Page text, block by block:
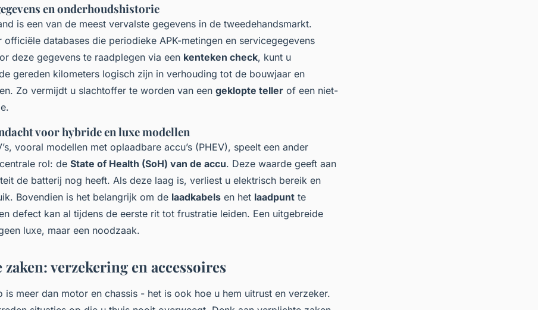
en onderhoudshistorie
is een van de meest vervalste gegevens in de tweedehandsmarkt.
officiële databases die periodieke APK-metingen en servicegegevens
deze gegevens te raadplegen via een kenteken check, kunt u
gereden kilometers logisch zijn in verhouding tot de bouwjaar en
Zo vermijdt u slachtoffer te worden van een geklopte teller of een niet-
voor hybride en luxe modellen
vooral modellen met oplaadbare accu’s (PHEV), speelt een ander
rol: de State of Health (SoH) van de accu. Deze waarde geeft aan
de batterij nog heeft. Als deze laag is, verliest u elektrisch bereik en
Bovendien is het belangrijk om de laadkabels en het laadpunt te
defect kan al tijdens de eerste rit tot frustratie leiden. Een uitgebreide
luxe, maar een noodzaak.
verzekering en accessoires
is meer dan motor en chassis - het is ook hoe u hem uitrust en verzeker.